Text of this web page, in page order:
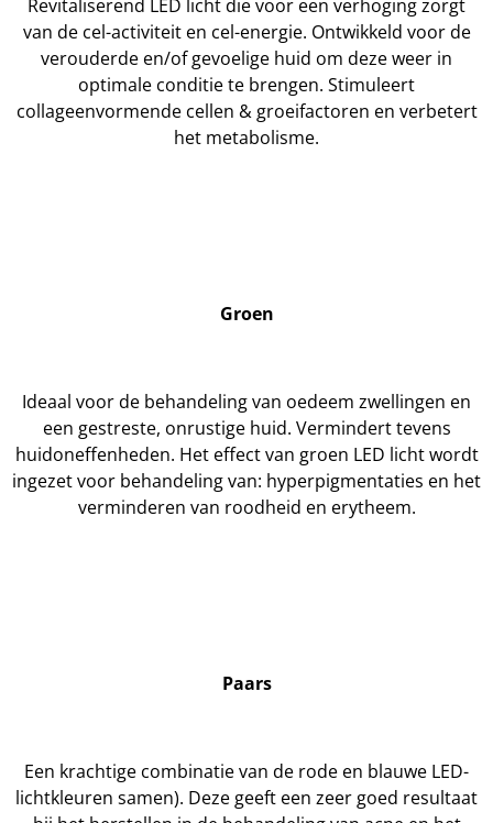
Revitaliserend LED licht die voor een verhoging zorgt
van de cel-activiteit en cel-energie. Ontwikkeld voor de
verouderde en/of gevoelige huid om deze weer in
optimale conditie te brengen. Stimuleert
collageenvormende cellen & groeifactoren en verbetert
het metabolisme.
Groen
Ideaal voor de behandeling van oedeem zwellingen en
een gestreste, onrustige huid. Vermindert tevens
huidoneffenheden. Het effect van groen LED licht wordt
ingezet voor behandeling van: hyperpigmentaties en het
verminderen van roodheid en erytheem.
Paars
Een krachtige combinatie van de rode en blauwe LED-
lichtkleuren samen). Deze geeft een zeer goed resultaat